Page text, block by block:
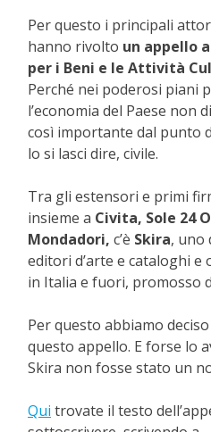
Per questo i principali
hanno rivolto un appello
per i Beni e le Attività
Perché nei poderosi piani
l’economia del Paese non
così importante dal punto
lo si lasci dire, civile.
Tra gli estensori e primi
insieme a Civita, Sole 24
Mondadori, c’è Skira, uno
editori d’arte e cataloghi
in Italia e fuori, promosso
Per questo abbiamo
questo appello. E forse lo
Skira non fosse stato un
Qui trovate il testo